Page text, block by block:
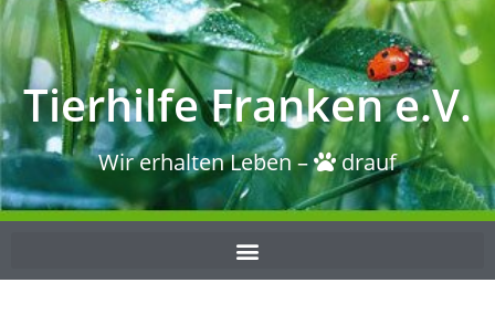
Tierhilfe Franken e.V.
Wir erhalten Leben – drauf